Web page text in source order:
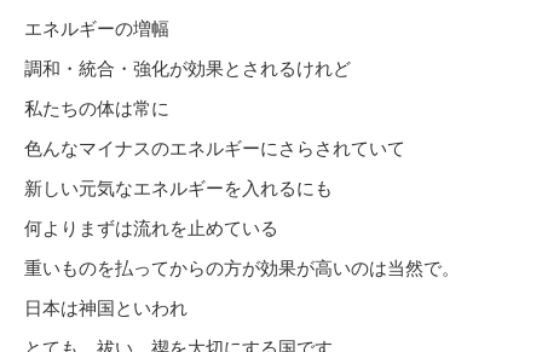
エネルギーの増幅
調和・統合・強化が効果とされるけれど
私たちの体は常に
色んなマイナスのエネルギーにさらされていて
新しい元気なエネルギーを入れるにも
何よりまずは流れを止めている
重いものを払ってからの方が効果が高いのは当然で。
日本は神国といわれ
とても、祓い、禊を大切にする国です。